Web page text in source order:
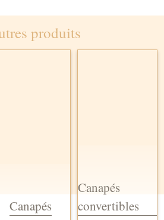
produits
Canapés
Canapés
convertibles